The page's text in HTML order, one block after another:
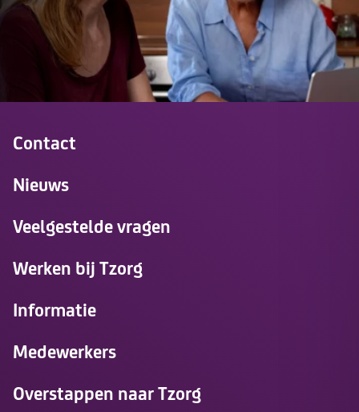
Contact
Nieuws
Veelgestelde vragen
Werken bij Tzorg
Informatie
Medewerkers
Overstappen naar Tzorg